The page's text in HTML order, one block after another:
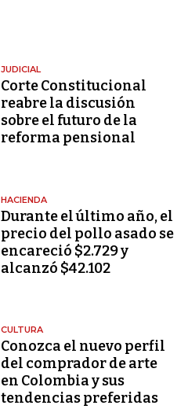
JUDICIAL
Corte Constitucional
reabre la discusión
sobre el futuro de la
reforma pensional
HACIENDA
Durante el último año, el
precio del pollo asado se
encareció $2.729 y
alcanzó $42.102
CULTURA
Conozca el nuevo perfil
del comprador de arte
en Colombia y sus
tendencias preferidas